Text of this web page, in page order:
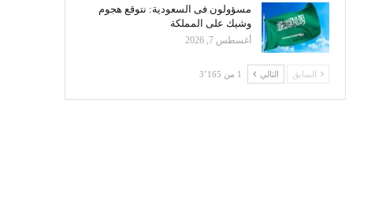
مسؤولون فى السعودية: نتوقع هجوم
وشيك على المملكة
أغسطس 7, 2026
السابق التالي 1 من 3٬165